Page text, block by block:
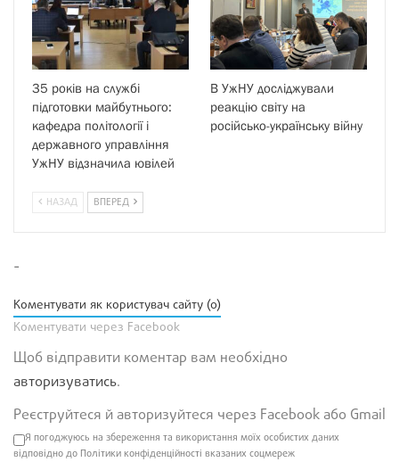
35 років на службі
підготовки майбутнього:
кафедра політології і
державного управління
УжНУ відзначила ювілей
В УжНУ досліджували
реакцію світу на
російсько-українську війну
НАЗАД ВПЕРЕД
-
Коментувати як користувач сайту (0)
Коментувати через Facebook
Щоб відправити коментар вам необхідно
авторизуватись.
Реєструйтеся й авторизуйтеся через Facebook або Gmail
Я погоджуюсь на збереження та використання моїх особистих даних
відповідно до Політики конфіденційності вказаних соцмереж